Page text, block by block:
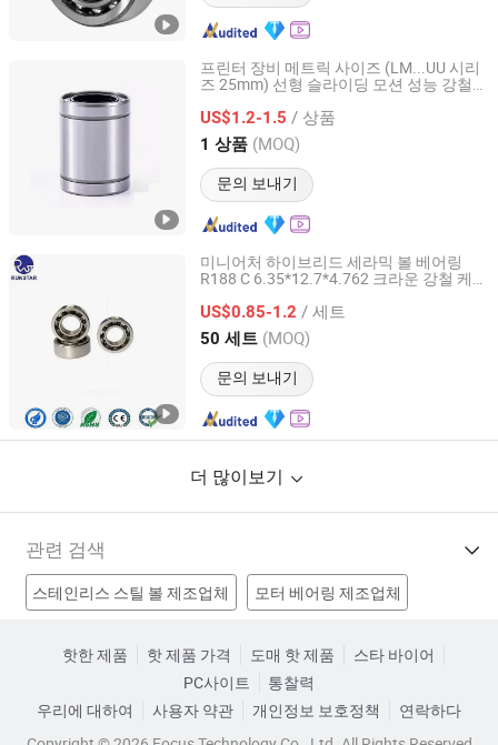
프린터 장비 메트릭 사이즈 (LM...UU 시리
즈 25mm) 선형 슬라이딩 모션 성능 강철
어링
US$1.2-1.5 / 상품
1 상품 (MOQ)
문의 보내기
Lishui Dinglong Bearing Co., Ltd.
이후 2025
미니어처 하이브리드 세라믹 볼 베어링
R188 C 6.35*12.7*4.762 크라운 강철 케이
US$0.85-1.2 / 세트
50 세트 (MOQ)
문의 보내기
Zhangzhou Runstar Bearings Manufacturing Co., Ltd.
Fujian, China 이후 2023
더 많이보기
관련 검색
스테인리스 스틸 볼 제조업체 모터 베어링 제조업체
스테인리스 스틸 볼 밸브 공장 강구 밸브 공장
핫한 제품 핫 제품 가격 도매 핫 제품
스타 바이어
PC사이트
통찰력
우리에 대하여
사용자 약관 개인정보 보호정책
연락하다